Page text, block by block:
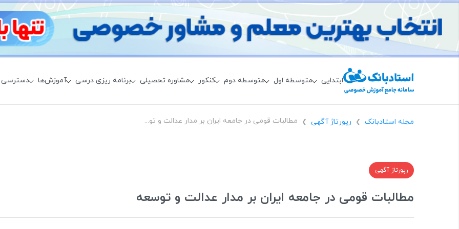
ابتدایی متوسطه اول متوسطه دوم کنکور مشاوره تحصیلی برنامه ریزی درسی آموزش‌ها دسترسی
مجله استادبانک ❯ رپورتاژ آگهی ❯ مطالبات قومی در جامعه ایران بر مدار عدالت و توسعه
رپورتاژ آگهی
مطالبات قومی در جامعه ایران بر مدار عدالت و توسعه